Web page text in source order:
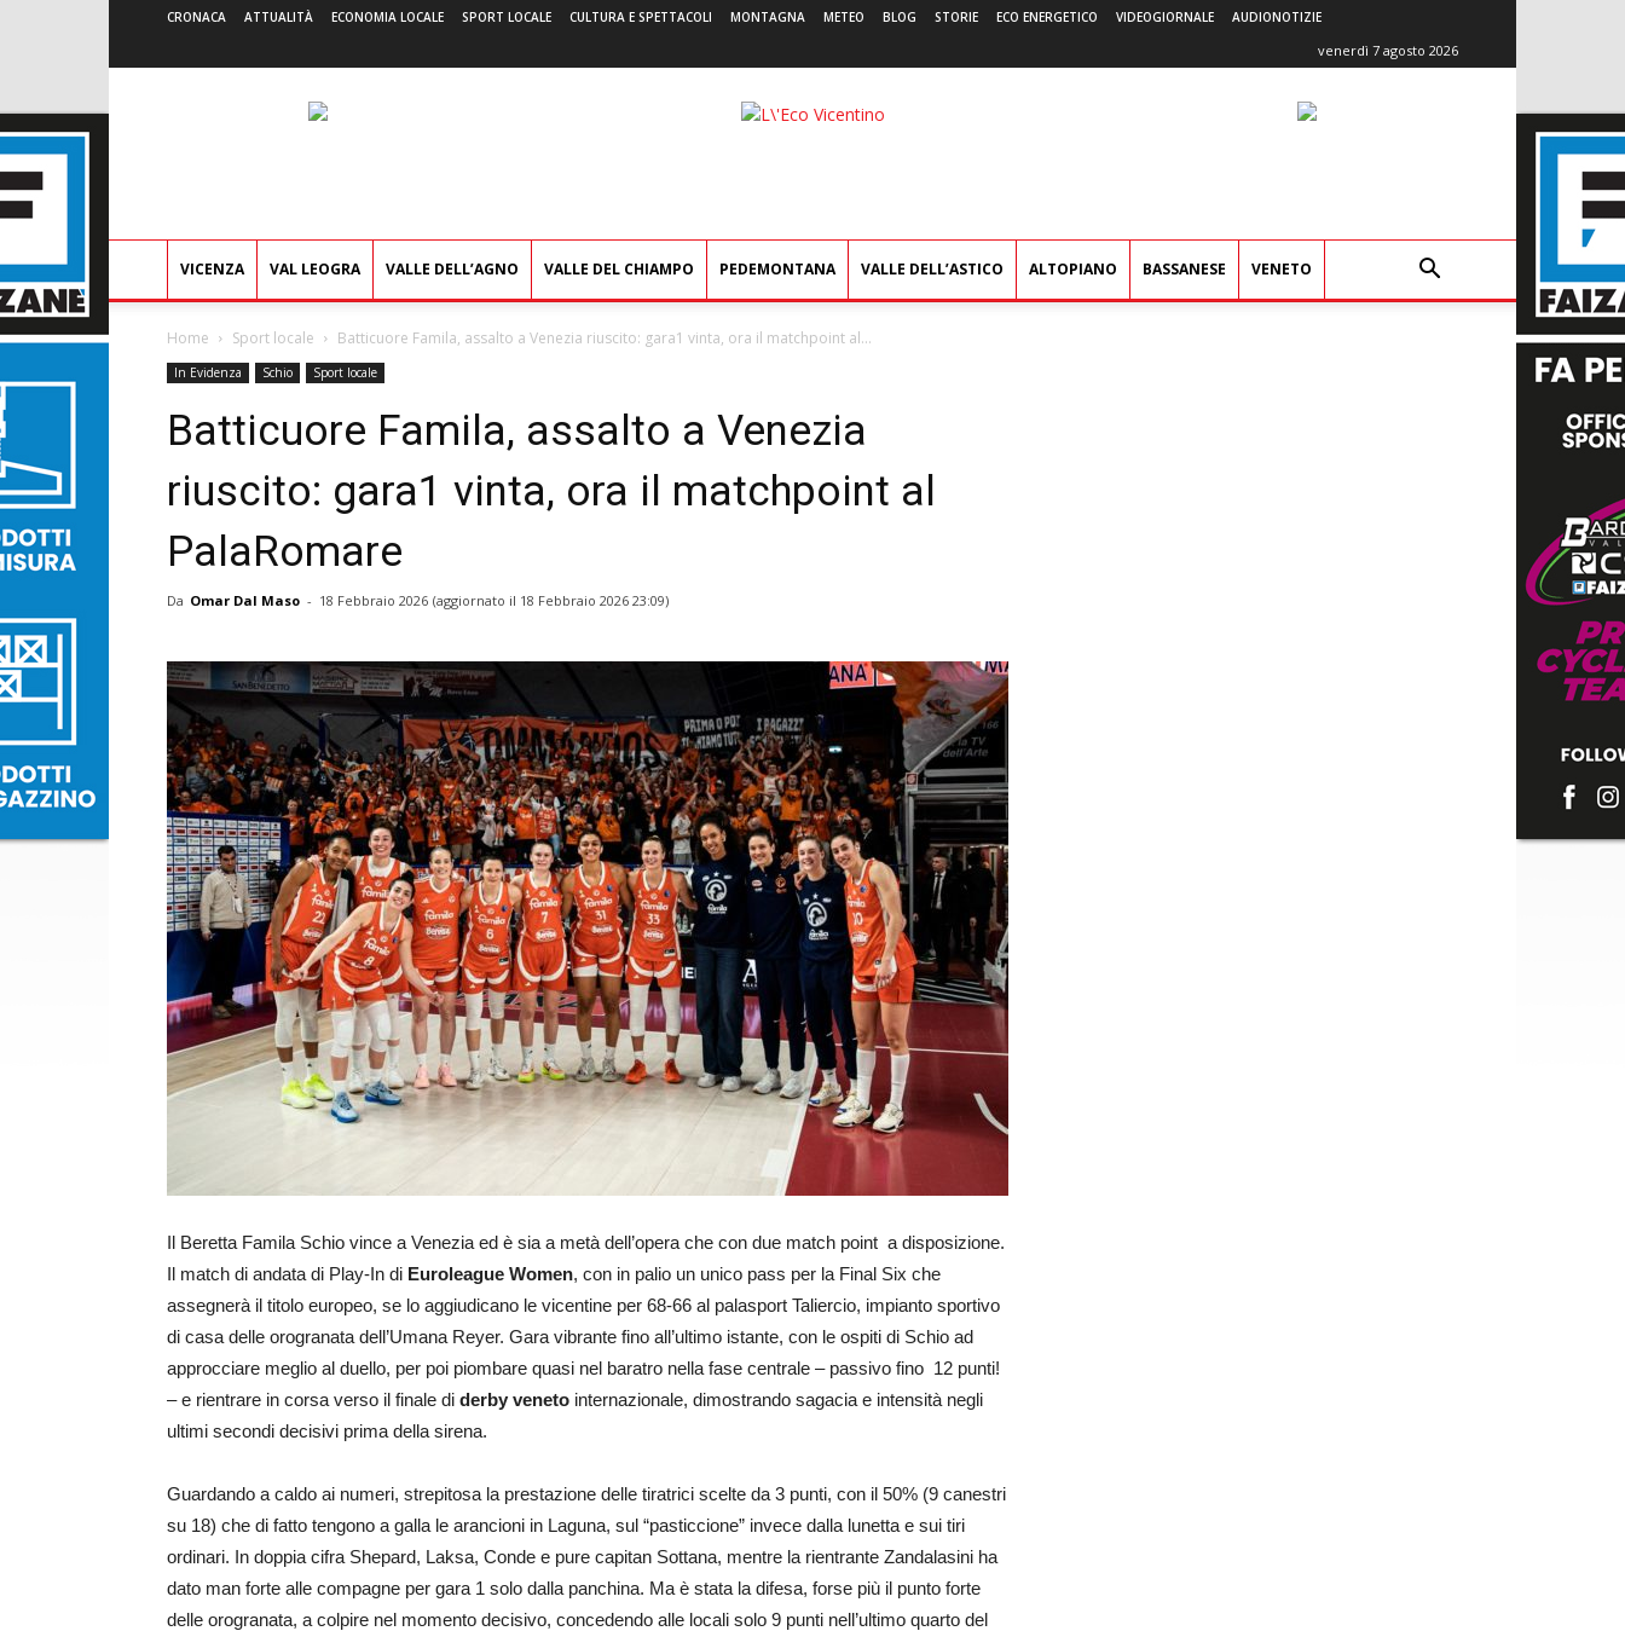
CRONACA ATTUALITÀ ECONOMIA LOCALE SPORT LOCALE CULTURA E SPETTACOLI MONTAGNA METEO BLOG STORIE ECO ENERGETICO VIDEOGIORNALE AUDIONOTIZIE
venerdì 7 agosto 2026
L'Eco
VICENZA VAL LEOGRA VALLE DELL’AGNO VALLE DEL CHIAMPO PEDEMONTANA VALLE DELL’ASTICO ALTOPIANO BASSANESE VENETO
Home Sport locale Batticuore Famila, assalto a Venezia riuscito: gara1 vinta, ora il matchpoint al...
In Evidenza Schio Sport locale
Batticuore Famila, assalto a Venezia
riuscito: gara1 vinta, ora il matchpoint al
PalaRomare
Da Omar Dal Maso - 18 Febbraio 2026 (aggiornato il 18 Febbraio 2026 23:09)
Il Beretta Famila Schio vince a Venezia ed è sia a metà dell’opera che con due match point a disposizione.
Il match di andata di Play-In di Euroleague Women, con in palio un unico pass per la Final Six che
assegnerà il titolo europeo, se lo aggiudicano le vicentine per 68-66 al palasport Taliercio, impianto sportivo
di casa delle orogranata dell’Umana Reyer. Gara vibrante fino all’ultimo istante, con le ospiti di Schio ad
approcciare meglio al duello, per poi piombare quasi nel baratro nella fase centrale – passivo fino 12 punti!
– e rientrare in corsa verso il finale di derby veneto internazionale, dimostrando sagacia e intensità negli
ultimi secondi decisivi prima della sirena.
Guardando a caldo ai numeri, strepitosa la prestazione delle tiratrici scelte da 3 punti, con il 50% (9 canestri
su 18) che di fatto tengono a galla le arancioni in Laguna, sul “pasticcione” invece dalla lunetta e sui tiri
ordinari. In doppia cifra Shepard, Laksa, Conde e pure capitan Sottana, mentre la rientrante Zandalasini ha
dato man forte alle compagne per gara 1 solo dalla panchina. Ma è stata la difesa, forse più il punto forte
delle orogranata, a colpire nel momento decisivo, concedendo alle locali solo 9 punti nell’ultimo quarto del